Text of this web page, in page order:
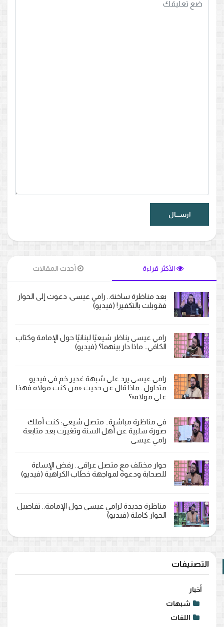
الأكثر قراءة أحدث المقالات
بعد مناظرة ساخنة.. رامي عيسى: دعوت إلى الحوار
فقوبلت بالتكفير! (فيديو)
رامي عيسى يناظر شيعيًا لبنانيًا حول الإمامة وكتاب
الكافي.. ماذا دار بينهما؟ (فيديو)
رامي عيسى يرد على شبهة غدير خم في فيديو
متداول.. ماذا قال عن حديث «من كنت مولاه فهذا
علي مولاه»؟
في مناظرة مباشرة.. متصل شيعي: كنت أملك
صورة سلبية عن أهل السنة وتغيرت بعد متابعة
رامي عيسى
حوار مختلف مع متصل عراقي.. رفض الإساءة
للصحابة ودعوة لمواجهة خطاب الكراهية (فيديو)
مناظرة جديدة لرامي عيسى حول الإمامة.. تفاصيل
الحوار كاملة (فيديو)
التصنيفات
أخبار
شبهات
اللغات